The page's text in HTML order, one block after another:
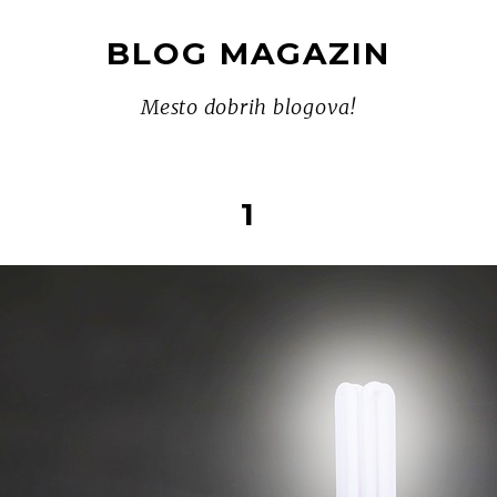
BLOG MAGAZIN
Mesto dobrih blogova!
1